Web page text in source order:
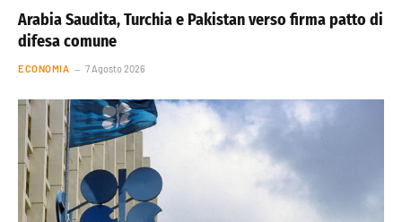
Arabia Saudita, Turchia e Pakistan verso firma patto di
difesa comune
ECONOMIA 7 Agosto 2026